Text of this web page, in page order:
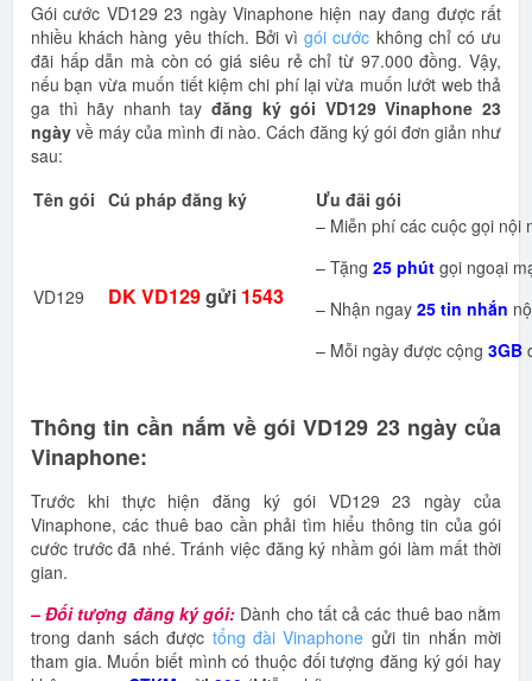
Gói cước VD129 23 ngày Vinaphone hiện nay đang được rất
nhiều khách hàng yêu thích. Bởi vìgói cước không chỉ có ưu
đãi hấp dẫn mà còn có giá siêu rẻ chỉ từ 97.000 đồng. Vậy,
nếu bạn vừa muốn tiết kiệm chi phí lại vừa muốn lướt web thả
ga thì hãy nhanh tay đăng ký gói VD129 Vinaphone 23
ngày về máy của mình đi nào. Cách đăng ký gói đơn giản như
sau:
Tên gói Cú pháp đăng ký Ưu đãi gói
VD129 DK VD129gửi 1543
– Miễn phí các cuộc gọi nội
– Tặng 25 phút gọi ngoại
– Nhận ngay 25 tin nhắn
– Mỗi ngày được cộng 3GB
Thông tin cần nắm về gói VD129 23 ngày của
Vinaphone:
Trước khi thực hiện đăng ký gói VD129 23 ngày của
Vinaphone, các thuê bao cần phải tìm hiểu thông tin của gói
cước trước đã nhé. Tránh việc đăng ký nhầm gói làm mất thời
gian.
– Đối tượng đăng ký gói: Dành cho tất cả các thuê bao nằm
trong danh sách được tổng đài Vinaphone gửi tin nhắn mời
tham gia. Muốn biết mình có thuộc đối tượng đăng ký gói hay